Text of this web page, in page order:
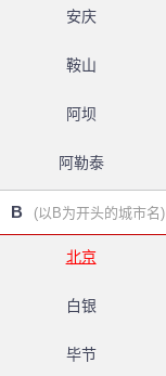
安庆
鞍山
阿坝
阿勒泰
B (以B为开头的城市名)
北京
白银
毕节